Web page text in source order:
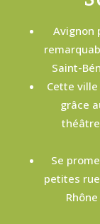
Avignon
Saint-
Cette
grâce
Se
petites